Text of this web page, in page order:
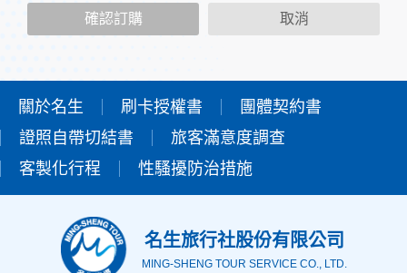
當您造訪本網站或使用本網站所提供之功能服務時，我們將視
該服務功能性質，請您提供必要的個人資料，並在該特定目的
本網站在您使用服務信箱、問卷調查等互動性功能時，會保留
您所提供的姓名、電子郵件地址、聯絡方式及使用時間等。
於一般瀏覽時，伺服器會自行記錄相關行徑，包括您使用連線
設備的IP位址、使用時間、使用的瀏覽器、瀏覽及點選資料記
用，決不對外公佈。
外，我們會視需要公佈統計數據及說明文字，但不涉及特定個
人之資料。
確認訂購 取消
關於名生 刷卡授權書
團體契約書
證照自帶切結書
旅客滿意度調查
客製化行程
性騷擾防治措施
名生旅行社股份有限公司
MING-SHENG TOUR SERVICE CO., LTD.